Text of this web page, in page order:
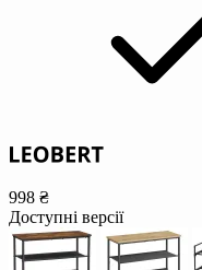
998 ₴
Доступні версії